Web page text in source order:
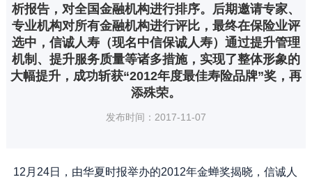
析报告，对全国金融机构进行排序。后期邀请专家、
专业机构对所有金融机构进行评比，最终在保险业评
选中，信诚人寿（现名中信保诚人寿）通过提升管理
机制、提升服务质量等诸多措施，实现了整体形象的
大幅提升，成功斩获“2012年度最佳寿险品牌”奖，再
添殊荣。
发布时间：2017-11-07
12月24日，由华夏时报举办的2012年金蝉奖揭晓，信诚人